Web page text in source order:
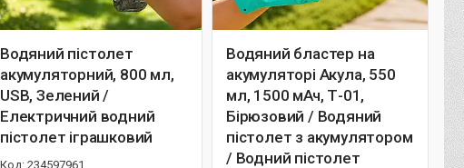
Водяний пістолет
акумуляторний, 800 мл,
USB, Зелений /
Електричний водний
пістолет іграшковий
234597961
Водяний бластер на
акумуляторі Акула, 550
мл, 1500 мАч, Т-01,
Бірюзовий / Водяний
пістолет з акумулятором
/ Водний пістолет